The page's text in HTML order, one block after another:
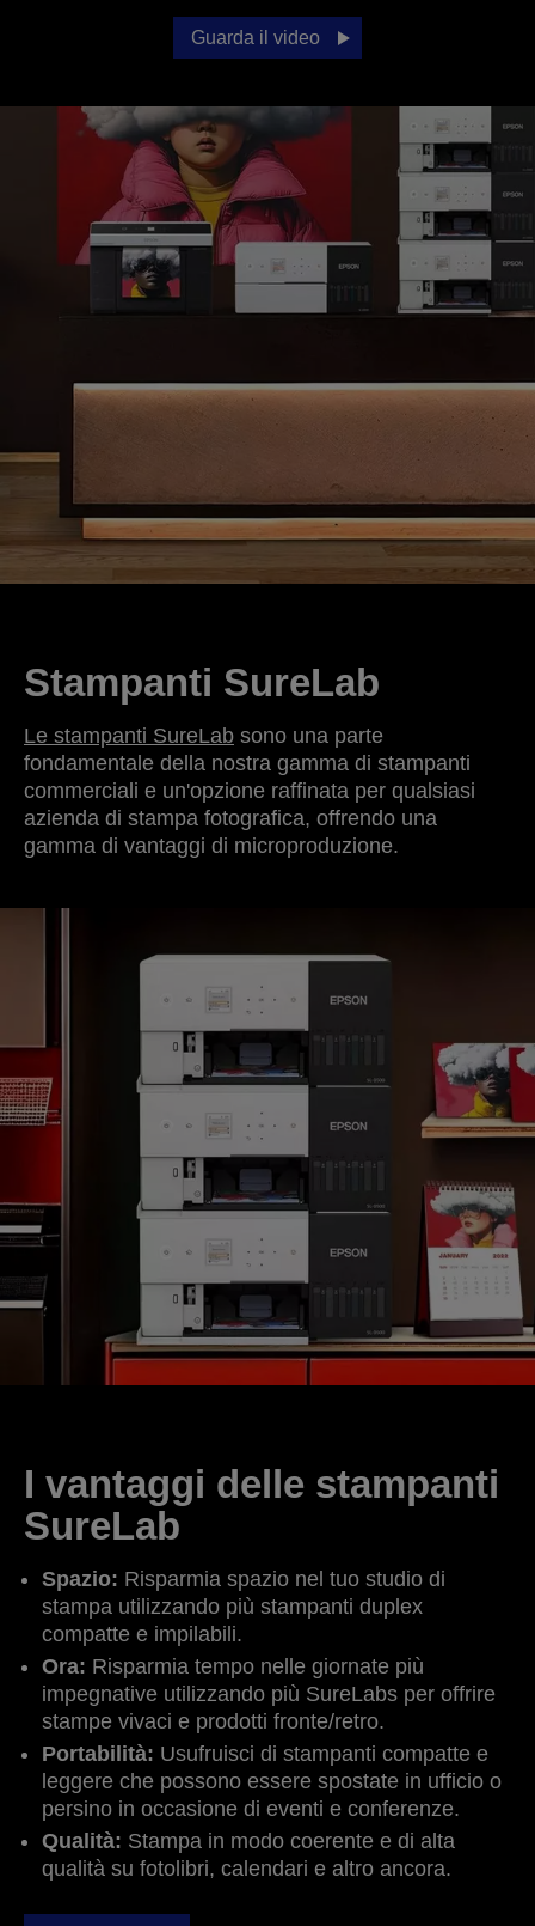
Guarda il video
Stampanti SureLab
Le stampanti SureLab sono una parte
fondamentale della nostra gamma di stampanti
commerciali e un'opzione raffinata per qualsiasi
azienda di stampa fotografica, offrendo una
gamma di vantaggi di microproduzione.
I vantaggi delle stampanti
SureLab
Spazio: Risparmia spazio nel tuo studio di
stampa utilizzando più stampanti duplex
compatte e impilabili.
Ora: Risparmia tempo nelle giornate più
impegnative utilizzando più SureLabs per offrire
stampe vivaci e prodotti fronte/retro.
Portabilità: Usufruisci di stampanti compatte e
leggere che possono essere spostate in ufficio o
persino in occasione di eventi e conferenze.
Qualità: Stampa in modo coerente e di alta
qualità su fotolibri, calendari e altro ancora.